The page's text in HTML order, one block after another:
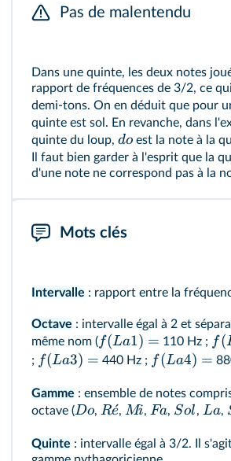
Pas de malentendu
Dans une quinte, les deux notes
rapport de fréquences de 3/2, ce
demi-tons. On en déduit que pour
quinte est sol. En revanche, dans
quinte du loup, do est la note à la
Il faut bien garder à l'esprit que la
d'une note ne correspond pas à la
Mots clés
Intervalle : rapport entre la
Octave : intervalle égal à 2 et
même nom (f(La1) = 110 Hz ; f(
; f(La3) = 440 Hz ; f(La4) =
Gamme : ensemble de notes
octave (Do, Re
ˊ, Mi, Fa, Sol, La,
Quinte : intervalle égal à 3/2. Il